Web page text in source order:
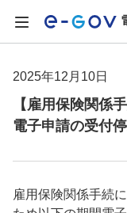
2025年12月10日
【雇用保険関係
電子申請の受付
雇用保険関係手続